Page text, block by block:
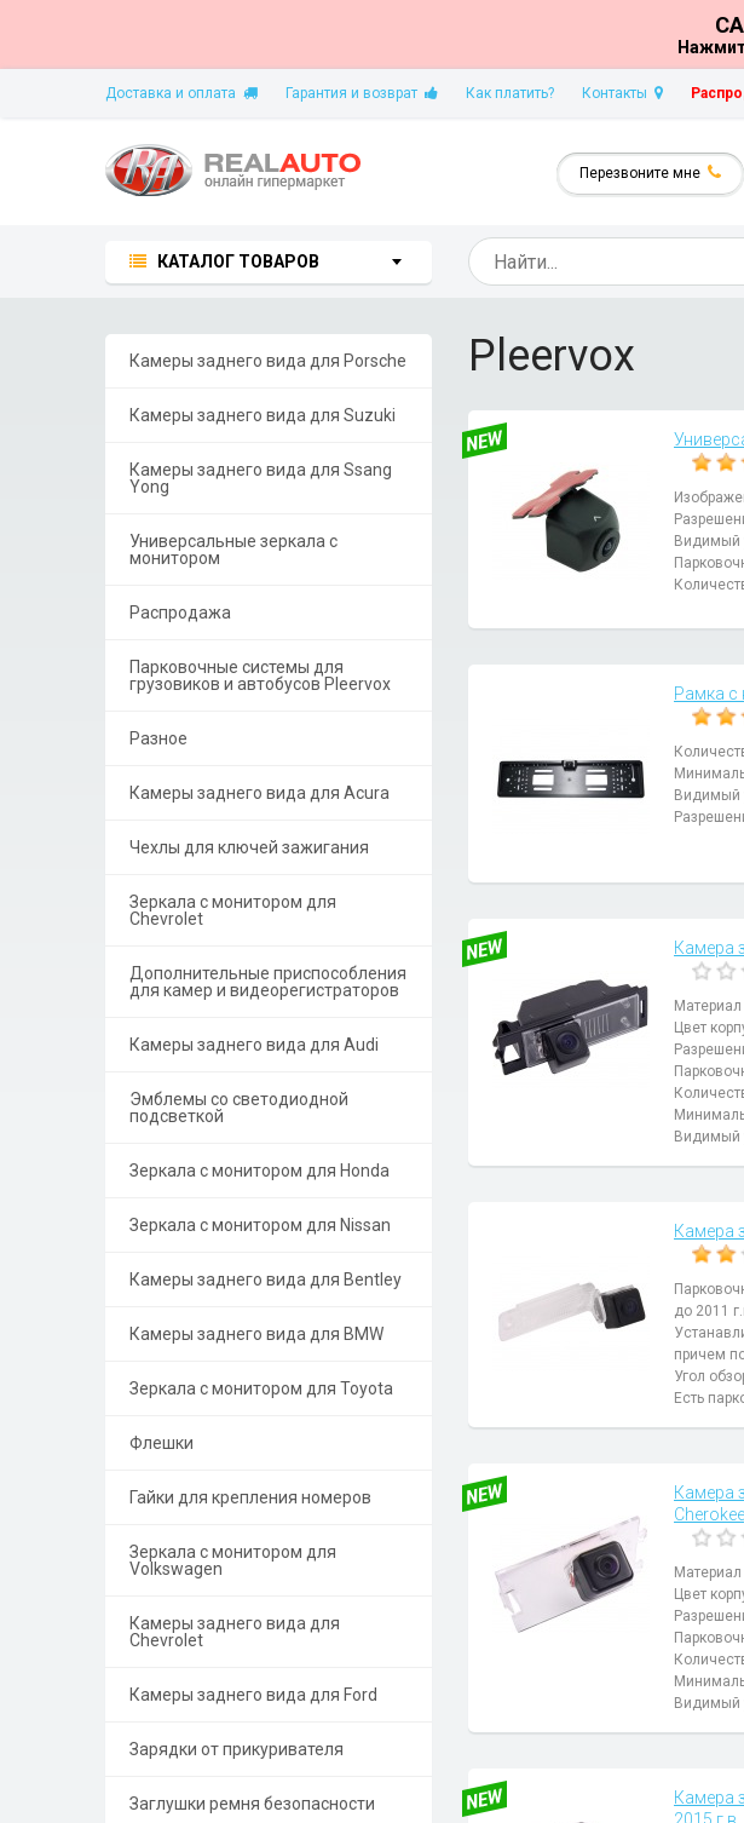
Доставка и оплата Гарантия и возврат Как платить? Контакты
Перезвоните мне
КАТАЛОГ ТОВАРОВ
Камеры заднего вида для Porsche
Камеры заднего вида для Suzuki
Камеры заднего вида для Ssang
Yong
Универсальные зеркала с
монитором
Распродажа
Парковочные системы для
грузовиков и автобусов Pleervox
Разное
Камеры заднего вида для Acura
Чехлы для ключей зажигания
Зеркала с монитором для
Chevrolet
Дополнительные приспособления
для камер и видеорегистраторов
Камеры заднего вида для Audi
Эмблемы со светодиодной
подсветкой
Зеркала с монитором для Honda
Зеркала с монитором для Nissan
Камеры заднего вида для Bentley
Камеры заднего вида для BMW
Зеркала с монитором для Toyota
Флешки
Гайки для крепления номеров
Зеркала с монитором для
Volkswagen
Камеры заднего вида для
Chevrolet
Камеры заднего вида для Ford
Зарядки от прикуривателя
Заглушки ремня безопасности
Pleervox
Видимый
Рамка с
Видимый
Камера
Материал
Цвет
Видимый
Камера
до 2011
причем
Угол
Есть
Камера
Материал
Цвет
Видимый
Камера